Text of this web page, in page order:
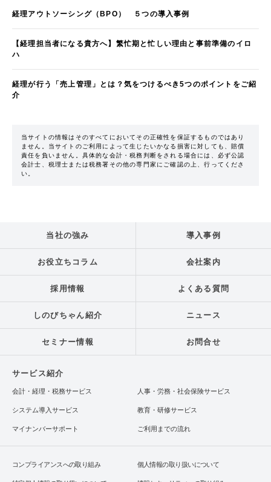
経理アウトソーシング（BPO） ５つの導入事例
【経理担当者になる貴方へ】繁忙期と忙しい理由と事前準備のイロ
ハ
経理が行う「売上管理」とは？気をつけるべき5つのポイントをご紹
介
当サイトの情報はそのすべてにおいてその正確性を保証するものではあり
ません。当サイトのご利用によって生じたいかなる損害に対しても、賠償
責任を負いません。具体的な会計・税務判断をされる場合には、必ず公認
会計士、税理士または税務署その他の専門家にご確認の上、行ってくださ
い。
当社の強み 導入事例
お役立ちコラム 会社案内
採用情報 よくある質問
しのびちゃん紹介 ニュース
セミナー情報 お問合せ
サービス紹介
会計・経理・税務サービス 人事・労務・社会保険サービス
システム導入サービス 教育・研修サービス
マイナンバーサポート ご利用までの流れ
コンプライアンスへの取り組み 個人情報の取り扱いについて